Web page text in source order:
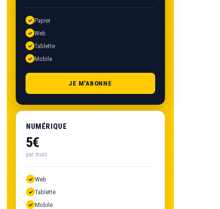
Papier
Web
Tablette
Mobile
JE M'ABONNE
NUMÉRIQUE
5€
par mois
Web
Tablette
Mobile